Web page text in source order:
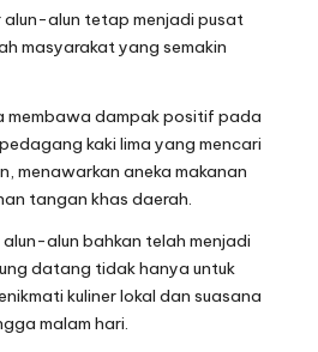
alun-alun tetap menjadi pusat
masyarakat yang semakin
membawa dampak positif pada
kaki lima yang mencari
menawarkan aneka makanan
tangan khas daerah.
alun bahkan telah menjadi
datang tidak hanya untuk
kuliner lokal dan suasana
malam hari.